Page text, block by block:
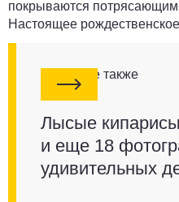
покрываются
Настоящее
Смотрите также
Лысые
и еще 18
удивительных